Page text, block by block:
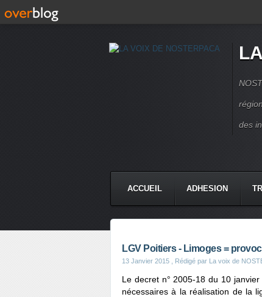
des
ACCUEIL ADHESION
LGV Poitiers - Limoges =
13 Janvier 2015 , Rédigé par La voix de
Le decret n° 2005-18 du 10
nécessaires à la réalisation de la